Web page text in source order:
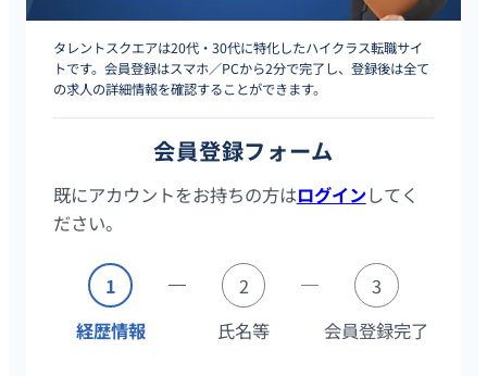
タレントスクエアは20代・30代に特化したハイクラス転職サイ
トです。会員登録はスマホ／PCから2分で完了し、登録後は全て
の求人の詳細情報を確認することができます。
会員登録フォーム
既にアカウントをお持ちの方はログインしてく
ださい。
1
経歴情報
2
氏名等
3
会員登録完了